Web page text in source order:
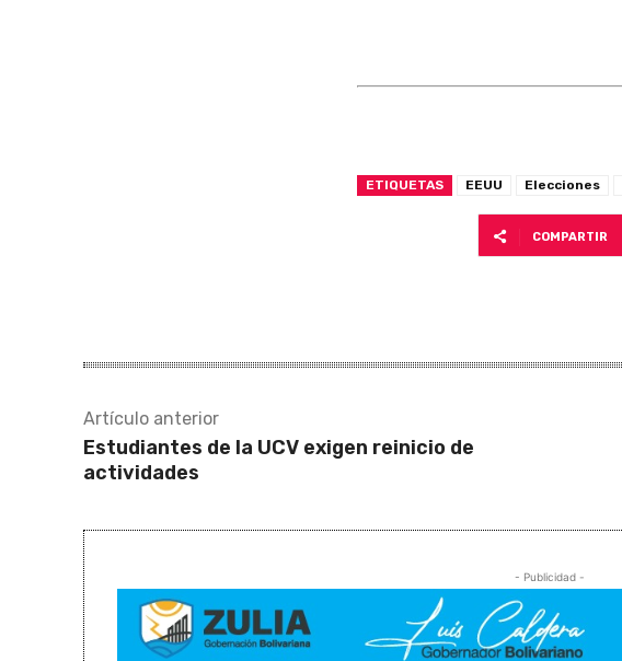
ETIQUETAS EEUU Elecciones
COMPARTIR
Artículo anterior
Estudiantes de la UCV exigen reinicio de
actividades
- Publicidad -